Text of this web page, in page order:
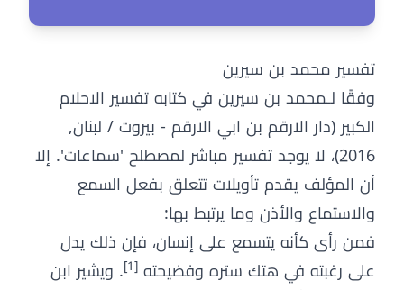
تفسير محمد بن سيرين
وفقًا لـمحمد بن سيرين في كتابه تفسير الاحلام
الكبير (دار الارقم بن ابي الارقم - بيروت / لبنان,
2016)، لا يوجد تفسير مباشر لمصطلح 'سماعات'. إلا
أن المؤلف يقدم تأويلات تتعلق بفعل السمع
والاستماع والأذن وما يرتبط بها:
فمن رأى كأنه يتسمع على إنسان، فإن ذلك يدل
على رغبته في هتك ستره وفضيحته [1] . ويشير ابن